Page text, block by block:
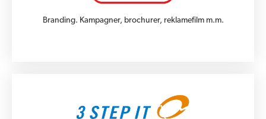
Branding. Kampagner, brochurer, reklamefilm m.m.